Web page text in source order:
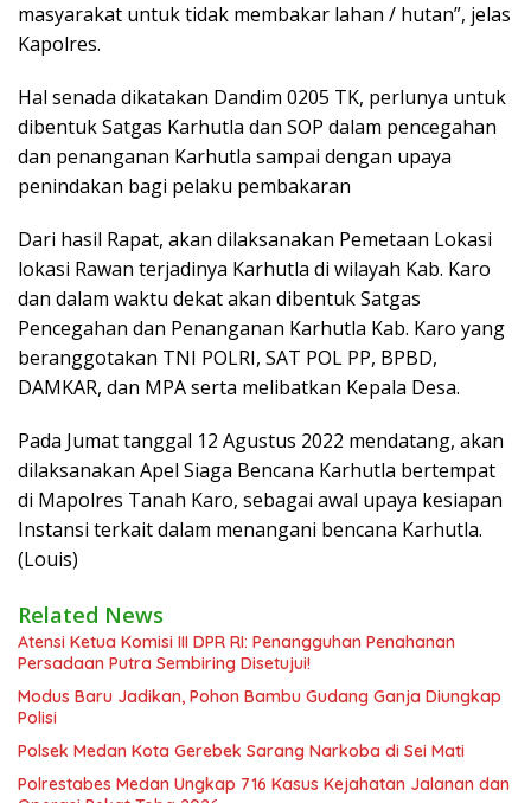
masyarakat untuk tidak membakar lahan / hutan”, jelas
Kapolres.
Hal senada dikatakan Dandim 0205 TK, perlunya untuk
dibentuk Satgas Karhutla dan SOP dalam pencegahan
dan penanganan Karhutla sampai dengan upaya
penindakan bagi pelaku pembakaran
Dari hasil Rapat, akan dilaksanakan Pemetaan Lokasi
lokasi Rawan terjadinya Karhutla di wilayah Kab. Karo
dan dalam waktu dekat akan dibentuk Satgas
Pencegahan dan Penanganan Karhutla Kab. Karo yang
beranggotakan TNI POLRI, SAT POL PP, BPBD,
DAMKAR, dan MPA serta melibatkan Kepala Desa.
Pada Jumat tanggal 12 Agustus 2022 mendatang, akan
dilaksanakan Apel Siaga Bencana Karhutla bertempat
di Mapolres Tanah Karo, sebagai awal upaya kesiapan
Instansi terkait dalam menangani bencana Karhutla.
(Louis)
Related News
Atensi Ketua Komisi III DPR RI: Penangguhan Penahanan
Persadaan Putra Sembiring Disetujui!
Modus Baru Jadikan, Pohon Bambu Gudang Ganja Diungkap
Polisi
Polsek Medan Kota Gerebek Sarang Narkoba di Sei Mati
Polrestabes Medan Ungkap 716 Kasus Kejahatan Jalanan dan